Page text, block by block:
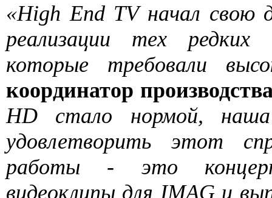
«High End TV начал свою
реализации тех редких
которые требовали
координатор
HD стало нормой,
удовлетворить этот
работы - это
видеоклипы для IMAG и